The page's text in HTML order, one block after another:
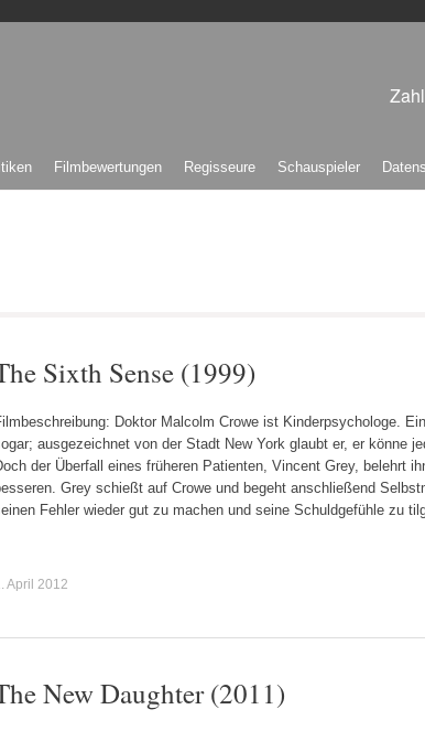
Filmbewertungen Regisseure Schauspieler
Sixth Sense (1999)
Doktor Malcolm Crowe ist Kinderpsychologe.
ausgezeichnet von der Stadt New York glaubt er, er könne
der Überfall eines früheren Patienten, Vincent Grey, belehrt
Grey schießt auf Crowe und begeht anschließend
Fehler wieder gut zu machen und seine Schuldgefühle zu
April 2012
New Daughter (2011)